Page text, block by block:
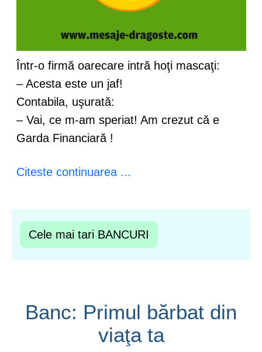
Într-o firmă oarecare intră hoţi mascaţi:
– Acesta este un jaf!
Contabila, uşurată:
– Vai, ce m-am speriat! Am crezut că e
Garda Financiară !
Citeste continuarea ...
Cele mai tari BANCURI
Banc: Primul bărbat din
viaţa ta